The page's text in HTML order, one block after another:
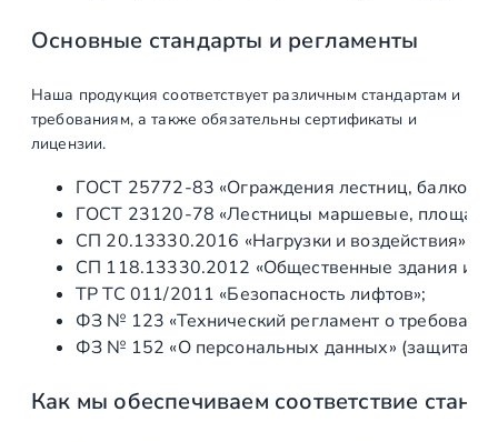
0
0
х
6
м
п
о
и
Основные стандарты и регламенты
Наша продукция соответствует различным стандартам и
требованиям, а также обязательны сертификаты и
лицензии.
ГОСТ 25772‑83 «Ограждения лестниц,
ГОСТ 23120‑78 «Лестницы маршевые,
СП 20.13330.2016 «Нагрузки и воздействия»
СП 118.13330.2012 «Общественные здания и
ТР ТС 011/2011 «Безопасность лифтов»;
ФЗ № 123 «Технический регламент о
ФЗ № 152 «О персональных данных» (защита
Как мы обеспечиваем соответствие